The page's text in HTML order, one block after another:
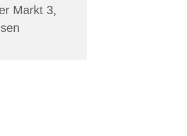
Markt 3,